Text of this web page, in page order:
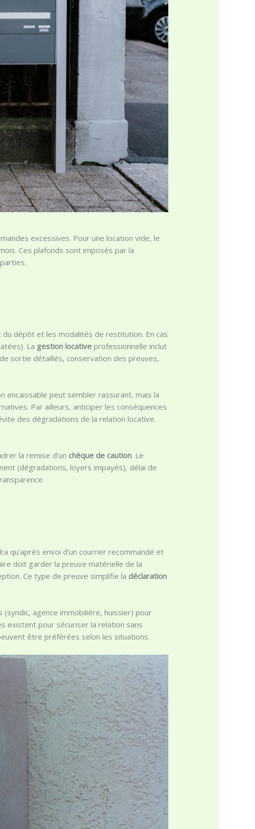
excessives. Pour une location vide, le
Ces plafonds sont imposés par la
dépôt et les modalités de restitution. En cas
La gestion locative professionnelle inclut
sortie détaillés, conservation des preuves,
encaissable peut sembler rassurant, mais la
Par ailleurs, anticiper les conséquences
des dégradations de la relation locative.
la remise d’unchèque de caution. Le
(dégradations, loyers impayés), délai de
qu’après envoi d’un courrier recommandé et
doit garder la preuve matérielle de la
Ce type de preuve simplifie ladéclaration
agence immobilière, huissier) pour
existent pour sécuriser la relation sans
être préférées selon les situations.